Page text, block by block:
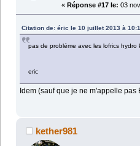
« Réponse #17 le: 03
Citation de: éric le 10 juillet 2013 à
pas de probléme avec les lofrics hydro
eric
Idem (sauf que je ne m'appelle pas
kether981